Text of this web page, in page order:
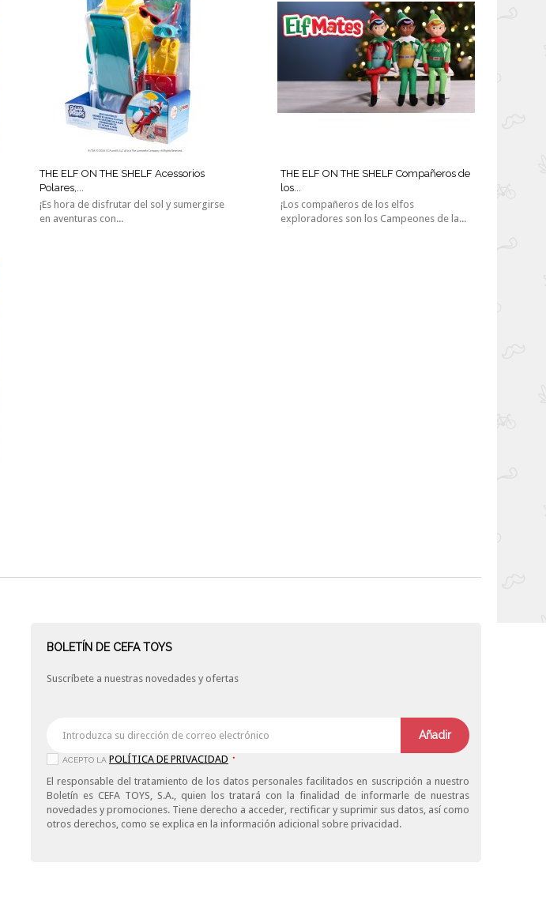
THE ELF ON THE SHELF Acessorios
Polares,...
¡Es hora de disfrutar del sol y sumergirse
en aventuras con...
THE ELF ON THE SHELF Compañeros de
los...
¡Los compañeros de los elfos
exploradores son los Campeones de la...
BOLETÍN DE CEFA TOYS
Suscríbete a nuestras novedades y ofertas
Añadir
ACEPTO LA POLÍTICA DE PRIVACIDAD *
El responsable del tratamiento de los datos personales facilitados en suscripción a nuestro
Boletín es CEFA TOYS, S.A., quien los tratará con la finalidad de informarle de nuestras
novedades y promociones. Tiene derecho a acceder, rectificar y suprimir sus datos, así como
otros derechos, como se explica en la información adicional sobre privacidad.